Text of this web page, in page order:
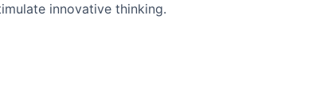
innovative thinking.